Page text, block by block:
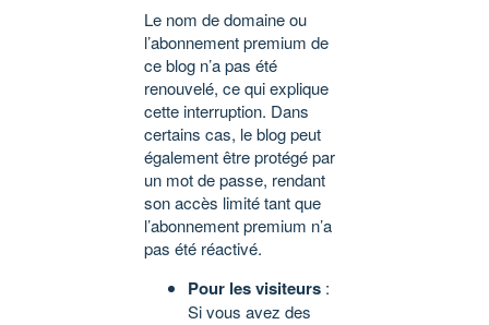
Le nom de domaine ou
l’abonnement premium de
ce blog n’a pas été
renouvelé, ce qui explique
cette interruption. Dans
certains cas, le blog peut
également être protégé par
un mot de passe, rendant
son accès limité tant que
l’abonnement premium n’a
pas été réactivé.
Pour les visiteurs :
Si vous avez des